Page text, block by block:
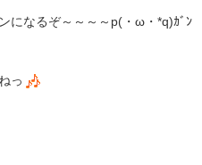
になるぞ～～～～p(・ω・*q)ｶﾞﾝ
っ